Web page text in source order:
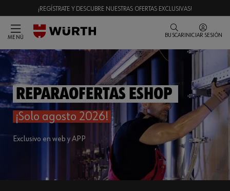
¡REGÍSTRATE Y DESCUBRE NUESTRAS OFERTAS EXCLUSIVAS!
MENÚ BUSCAR INICIAR SESIÓN
ReparaOfertas eShop
¡Solo agosto 2026!
Exclusivo en web y APP